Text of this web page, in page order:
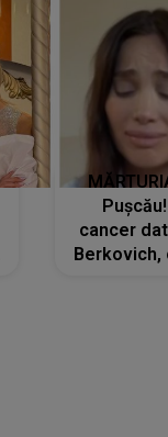
cancer